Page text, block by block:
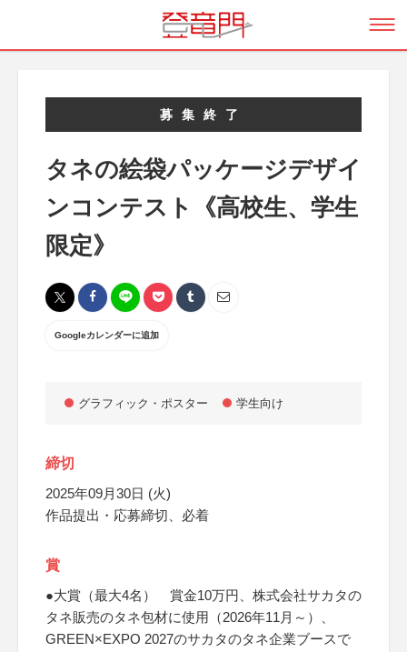
募集終了
タネの絵袋パッケージデザイ
ンコンテスト《高校生、学生
限定》
Googleカレンダーに追加
グラフィック・ポスター 学生向け
締切
2025年09月30日 (火)
作品提出・応募締切、必着
賞
●大賞（最大4名） 賞金10万円、株式会社サカタの
タネ販売のタネ包材に使用（2026年11月～）、
GREEN×EXPO 2027のサカタのタネ企業ブースで